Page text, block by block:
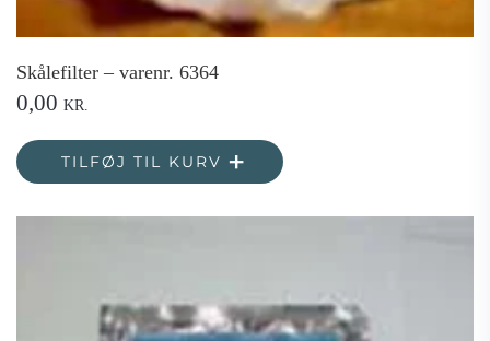
Skålefilter – varenr. 6364
0,00 KR.
TILFØJ TIL KURV